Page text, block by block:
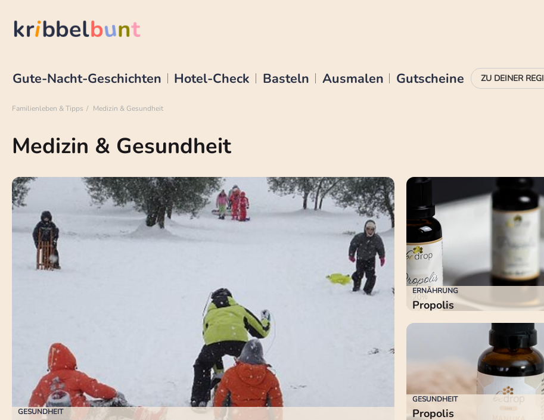
Gute-Nacht-Geschichten Hotel-Check Basteln Ausmalen Gutscheine
Familienleben & Tipps Medizin & Gesundheit
Medizin & Gesundheit
GESUNDHEIT
ERNÄHRUNG
Propolis
GESUNDHEIT
Propolis